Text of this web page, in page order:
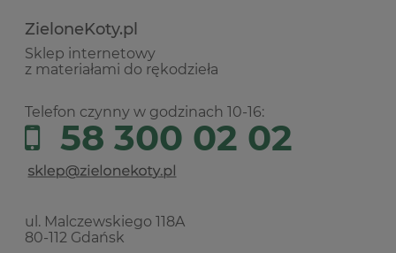
ZieloneKoty.pl
Sklep internetowy
z materiałami do rękodzieła
Telefon czynny w godzinach 10-16:
58 300 02 02
ul. Malczewskiego 118A
80-112 Gdańsk